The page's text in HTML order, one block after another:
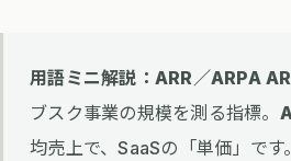
用語ミニ解説：ARR／ARPA
ブスク事業の規模を測る指標。
均売上で、SaaSの「単価」です。